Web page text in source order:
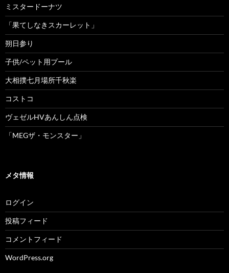
ミスタードーナツ
「果てしなきスカーレット」
朔日参り
子供/ペット用プール
大相撲七月場所千秋楽
コストコ
ヴェゼルHVあんしん点検
「MEGザ・モンスター」
メタ情報
ログイン
投稿フィード
コメントフィード
WordPress.org